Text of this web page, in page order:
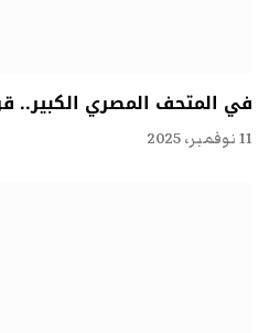
في المتحف المصري الكبير..
11 نوفمبر، 2025